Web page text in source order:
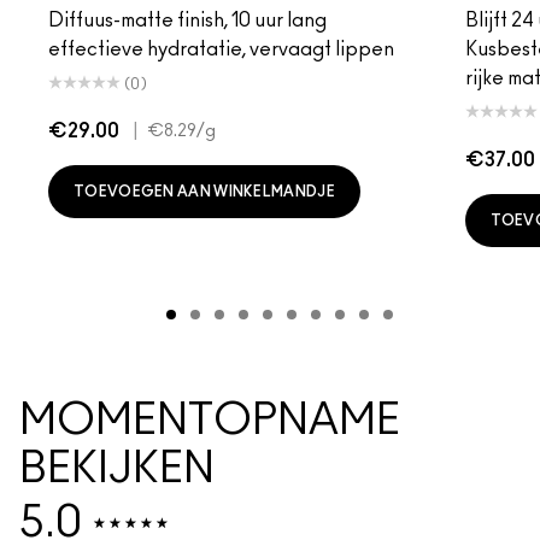
Diffuus-matte finish, 10 uur lang
effectieve hydratatie, vervaagt lippen
(0)
€29.00 €8.29/g
TOEVOEGEN AAN WINKELMANDJE
Blijft 24
rijke
€37.00
MOMENTOPNAME
BEKIJKEN
5.0